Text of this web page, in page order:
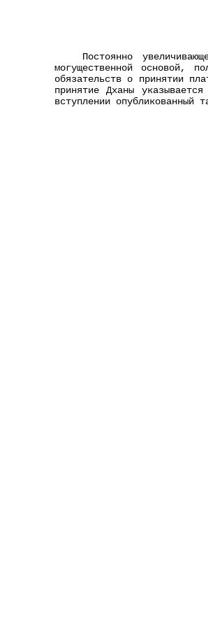
Постоянно
могущественной основой,
обязательств о принятии
принятие Дханы
вступлении опубликованный